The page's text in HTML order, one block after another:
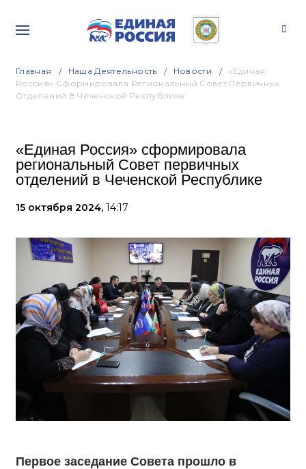
Главная Наша Деятельность Новости
«Единая
Россия» Сформировала Региональный Совет Первичных
Отделений В Чеченской Республике
«Единая Россия» сформировала
региональный Совет первичных
отделений в Чеченской Республике
15 октября 2024, 14:17
Первое заседание Совета прошло в